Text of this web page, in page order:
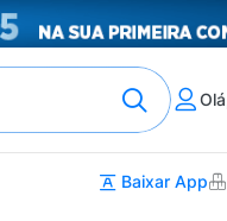
Baixar App